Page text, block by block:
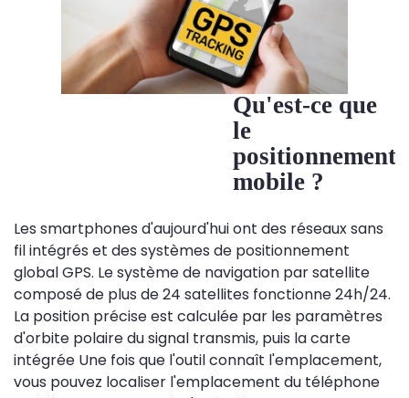
Qu'est-ce que
le
positionnement
mobile ?
Les smartphones d'aujourd'hui ont des réseaux sans
fil intégrés et des systèmes de positionnement
global GPS. Le système de navigation par satellite
composé de plus de 24 satellites fonctionne 24h/24.
La position précise est calculée par les paramètres
d'orbite polaire du signal transmis, puis la carte
intégrée Une fois que l'outil connaît l'emplacement,
vous pouvez localiser l'emplacement du téléphone